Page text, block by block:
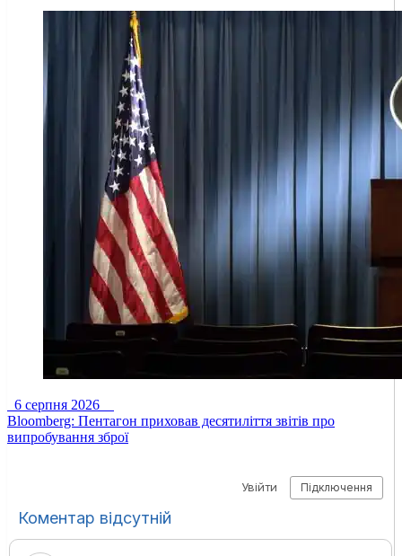
6 серпня 2026
Bloomberg: Пентагон приховав десятиліття звітів про
випробування зброї